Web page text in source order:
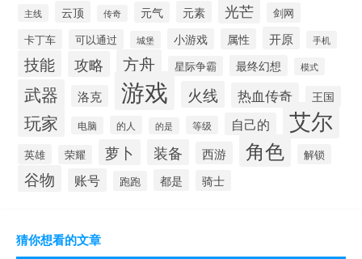
主线 云顶 传奇 元气 元素 光芒
剑网
卡丁车
可以通过 城堡 小游戏 属性 开原 手机
技能 攻略 方舟 星际争霸 最终幻想 模式
武器 洛克 游戏 火线 热血传奇 王国
玩家 电脑 的人 的是 等级 自己的 艾尔
英雄 荣耀 萝卜 装备 西游 角色 解锁
谷物 账号 跑跑 都是 骑士
猜你想看的文章